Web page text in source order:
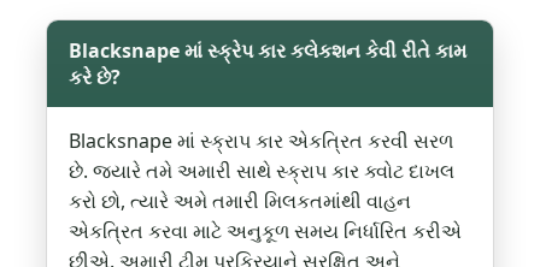
Blacksnape માં સ્ક્રેપ કાર કલેકશન કેવી રીતે કામ
કરે છે?
Blacksnape માં સ્ક્રાપ કાર એકત્રિત કરવી સરળ
છે. જ્યારે તમે અમારી સાથે સ્ક્રાપ કાર ક્વોટ દાખલ
કરો છો, ત્યારે અમે તમારી મિલકતમાંથી વાહન
એકત્રિત કરવા માટે અનુકૂળ સમય નિર્ધારિત કરીએ
છીએ. અમારી ટીમ પ્રક્રિયાને સુરક્ષિત અને